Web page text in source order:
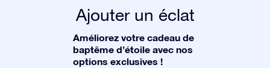
Ajouter un éclat
Améliorez votre cadeau de
baptême d’étoile avec nos
options exclusives !